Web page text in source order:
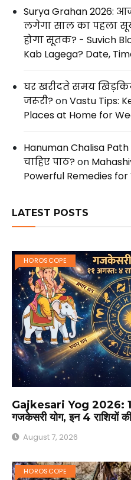
Surya Grahan 2026:
लगेगा साल का पहला
होगा सूतक? - Suvich
Kab Lagega? Date,
घर खरीदते समय
जरूरी?onVastu Tips:
Places at Home for
Hanuman Chalisa
चाहिए पाठ?on
Powerful Remedies
LATEST POSTS
HOROSCOPE
Gajkesari Yog 2026: 11
गजकेसरी योग, इन 4 राशियों
August 7, 2026
HOROSCOPE